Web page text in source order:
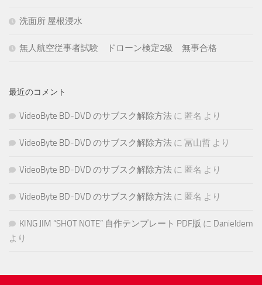
洗面所 屋根浸水
無人航空従事者試験 ドローン検定2級 無事合格
最近のコメント
VideoByte BD-DVD のサブスク解除方法 に 匿名 より
VideoByte BD-DVD のサブスク解除方法 に 冨山哲 より
VideoByte BD-DVD のサブスク解除方法 に 匿名 より
VideoByte BD-DVD のサブスク解除方法 に 匿名 より
KING JIM “SHOT NOTE” 自作テンプレート PDF版 に Danieldem
より